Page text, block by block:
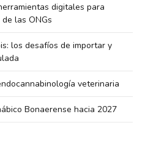
digitales para
las ONGs
los desafíos de importar y
veterinaria
Bonaerense hacia 2027